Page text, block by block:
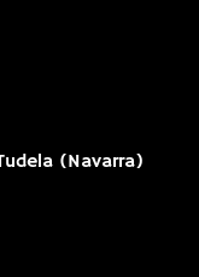
(Navarra)